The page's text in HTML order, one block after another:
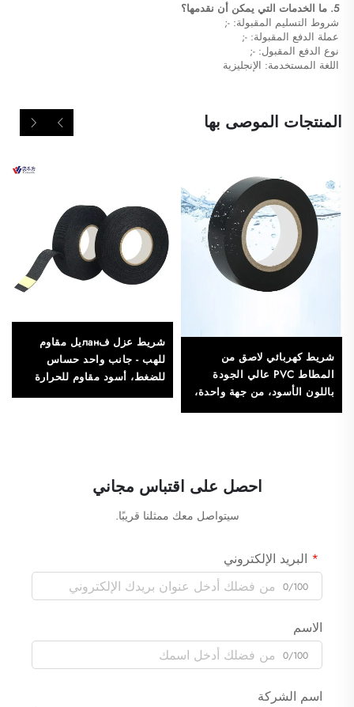
5. ما الخدمات التي يمكن أن نقدمها؟
شروط التسليم المقبولة: -;
عملة الدفع المقبولة: -;
نوع الدفع المقبول: -;
اللغة المستخدمة: الإنجليزية
المنتجات الموصى بها
شريط كهربائي لاصق من
المطاط PVC عالي الجودة
باللون الأسود، من جهة واحدة،
مقاوم للحرارة والماء، يستخدم
شريط عزل فланيل مقاوم
للهب - جانب واحد حساس
للضغط، أسود مقاوم للحرارة
للاستخدام في التغطية
احصل على اقتباس مجاني
سيتواصل معك ممثلنا قريبًا.
البريد الإلكتروني
0/100
الاسم
0/100
اسم الشركة